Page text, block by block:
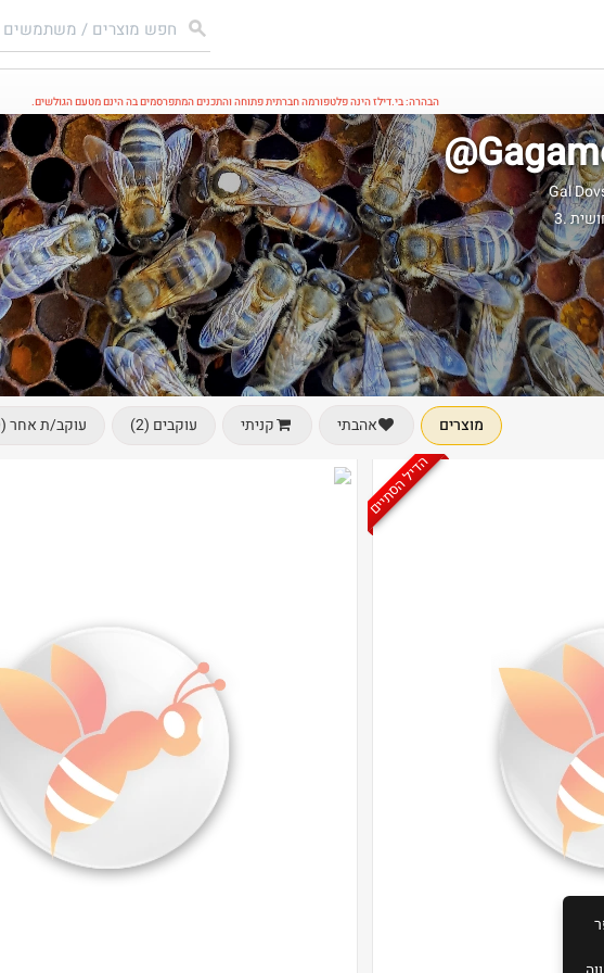
הבהרה: בי.דילז הינה פלטפורמה חברתית פתוחה והתכנים המתפרסמים בה הינם מטעם הגולשים.
Gal
מוצרים אהבתי קניתי עוקבים (2) עוקב/ת אחר (0)
הדיל הסתיים